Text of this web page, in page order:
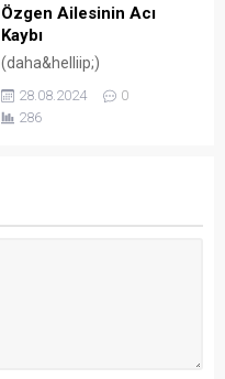
Özgen Ailesinin Acı
Kaybı
(daha&helliip;)
28.08.2024
0
286